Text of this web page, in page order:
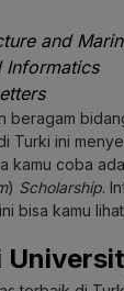
and
Informatics
beragam
Turki ini
kamu coba
) Scholarship.
bisa kamu lihat